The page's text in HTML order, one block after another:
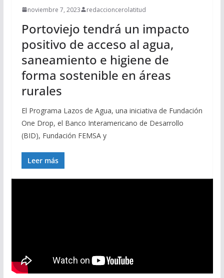
noviembre 7, 2023 redaccioncerolatitud
Portoviejo tendrá un impacto
positivo de acceso al agua,
saneamiento e higiene de
forma sostenible en áreas
rurales
El Programa Lazos de Agua, una iniciativa de Fundación
One Drop, el Banco Interamericano de Desarrollo
(BID), Fundación FEMSA y
Leer más